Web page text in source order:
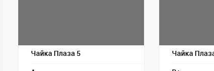
Чайка Плаза 5 Чайка